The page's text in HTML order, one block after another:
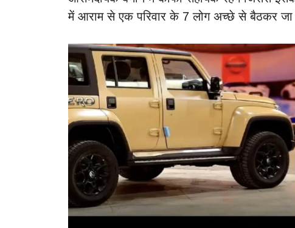
में आराम से एक परिवार के 7 लोग अच्छे से बैठकर